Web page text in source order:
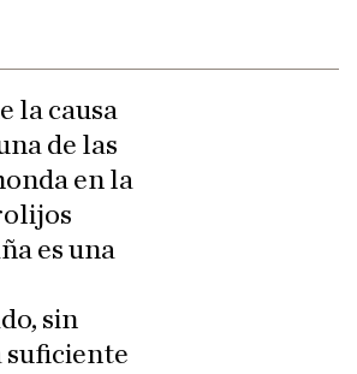
la causa
de las
en la
es una
sin
suficiente